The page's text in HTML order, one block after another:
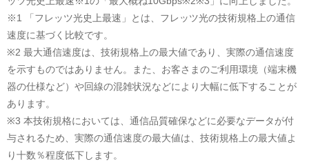
※1 「フレッツ光史上最速」とは、フレッツ光の技術規格上の通信
速度に基づく比較です。
※2 最大通信速度は、技術規格上の最大値であり、実際の通信速度
を示すものではありません。また、お客さまのご利用環境（端末機
器の仕様など）や回線の混雑状況などにより大幅に低下することが
あります。
※3 本技術規格においては、通信品質確保などに必要なデータが付
与されるため、実際の通信速度の最大値は、技術規格上の最大値よ
り十数％程度低下します。